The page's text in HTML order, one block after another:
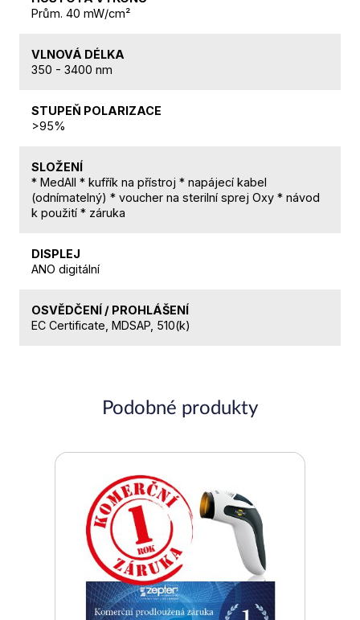
Prům. 40 mW/cm²
VLNOVÁ DÉLKA
350 - 3400 nm
STUPEŇ POLARIZACE
>95%
SLOŽENÍ
* MedAll * kufřík na přístroj * napájecí kabel
(odnímatelný) * voucher na sterilní sprej Oxy * návod
k použití * záruka
DISPLEJ
ANO digitální
OSVĚDČENÍ / PROHLÁŠENÍ
EC Certificate, MDSAP, 510(k)
Podobné produkty